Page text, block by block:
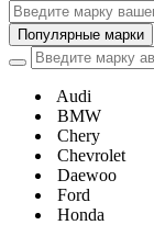
Популярные марки
Audi
BMW
Chery
Chevrolet
Daewoo
Ford
Honda